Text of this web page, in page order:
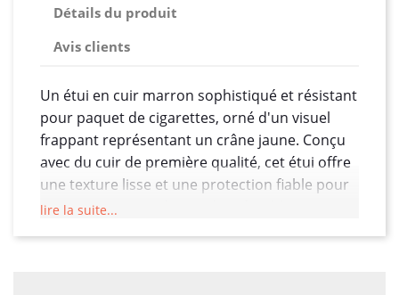
Détails du produit
Avis clients
Un étui en cuir marron sophistiqué et résistant
pour paquet de cigarettes, orné d'un visuel
frappant représentant un crâne jaune. Conçu
avec du cuir de première qualité, cet étui offre
une texture lisse et une protection fiable pour
vos cigarettes. Le design du crâne bleu, avec
lire la suite...